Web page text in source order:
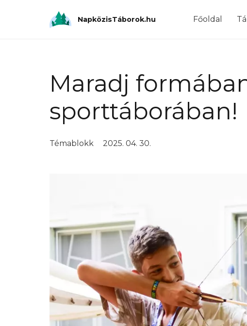
NapközisTáborok.hu Főoldal
Maradj
sporttáborában!
Témablokk 2025. 04. 30.